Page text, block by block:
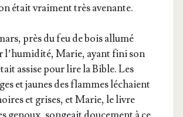
était vrai­ment très avenante.
près du feu de bois allu­mé
l’hu­mi­di­té, Marie, ayant fini son
assise pour lire la Bible. Les
et jaunes des flammes léchaient
et grises, et Marie, le livre